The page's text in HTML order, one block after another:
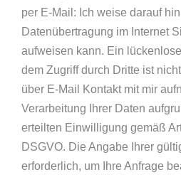
per E-Mail: Ich weise darauf
Datenübertragung im Internet
aufweisen kann. Ein
dem Zugriff durch Dritte ist
über E-Mail Kontakt mit mir
Verarbeitung Ihrer Daten
erteilten Einwilligung gemäß
DSGVO. Die Angabe Ihrer
erforderlich, um Ihre Anfrage